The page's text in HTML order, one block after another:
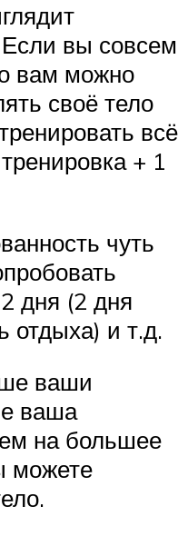
Если вы совсем
вам можно
своё тело
всё
+ 1
чуть
дня (2 дня
отдыха) и т.д.
ваши
ваша
на большее
можете